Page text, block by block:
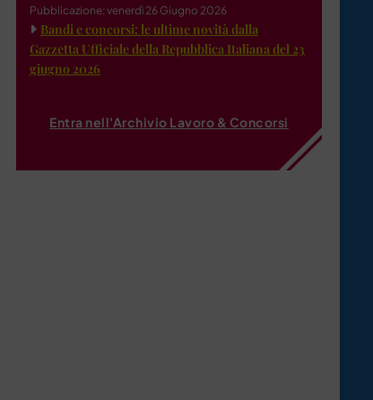
Pubblicazione: venerdì 26 Giugno 2026
Bandi e concorsi: le ultime novità dalla
Gazzetta Ufficiale della Repubblica Italiana del 23
giugno 2026
Entra nell'Archivio Lavoro & Concorsi